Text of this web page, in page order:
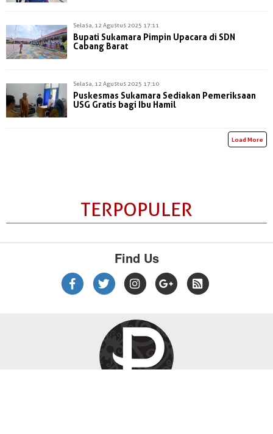
Selasa, 12 Agustus 2025 17:11
Bupati Sukamara Pimpin Upacara di SDN
Cabang Barat
Selasa, 12 Agustus 2025 17:10
Puskesmas Sukamara Sediakan Pemeriksaan
USG Gratis bagi Ibu Hamil
Load More
TERPOPULER
Find Us